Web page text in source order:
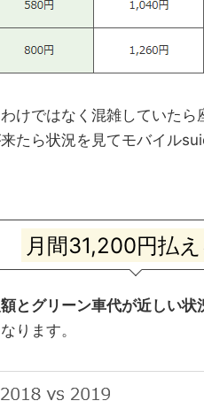
けではなく混雑していたら
たら状況を見てモバイル
月間31,200円払
とグリーン車代が近しい状
ります。